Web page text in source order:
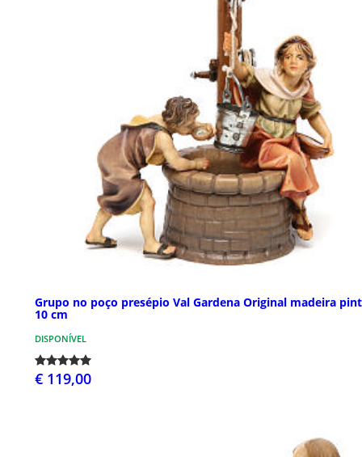
Grupo no poço presépio Val Gardena Original madeira
10 cm
DISPONÍVEL
€ 119,00